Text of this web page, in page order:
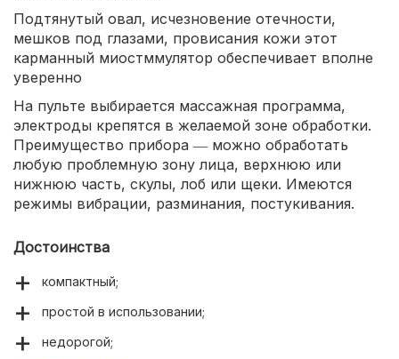
Подтянутый овал, исчезновение отечности,
мешков под глазами, провисания кожи этот
карманный миостммулятор обеспечивает вполне
уверенно
На пульте выбирается массажная программа,
электроды крепятся в желаемой зоне обработки.
Преимущество прибора ― можно обработать
любую проблемную зону лица, верхнюю или
нижнюю часть, скулы, лоб или щеки. Имеются
режимы вибрации, разминания, постукивания.
Достоинства
компактный;
простой в использовании;
недорогой;